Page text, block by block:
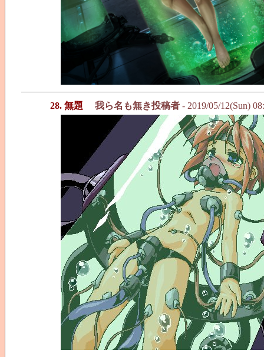
28. 無題 我ら名も無き投稿者 - 2019/05/12(Sun)